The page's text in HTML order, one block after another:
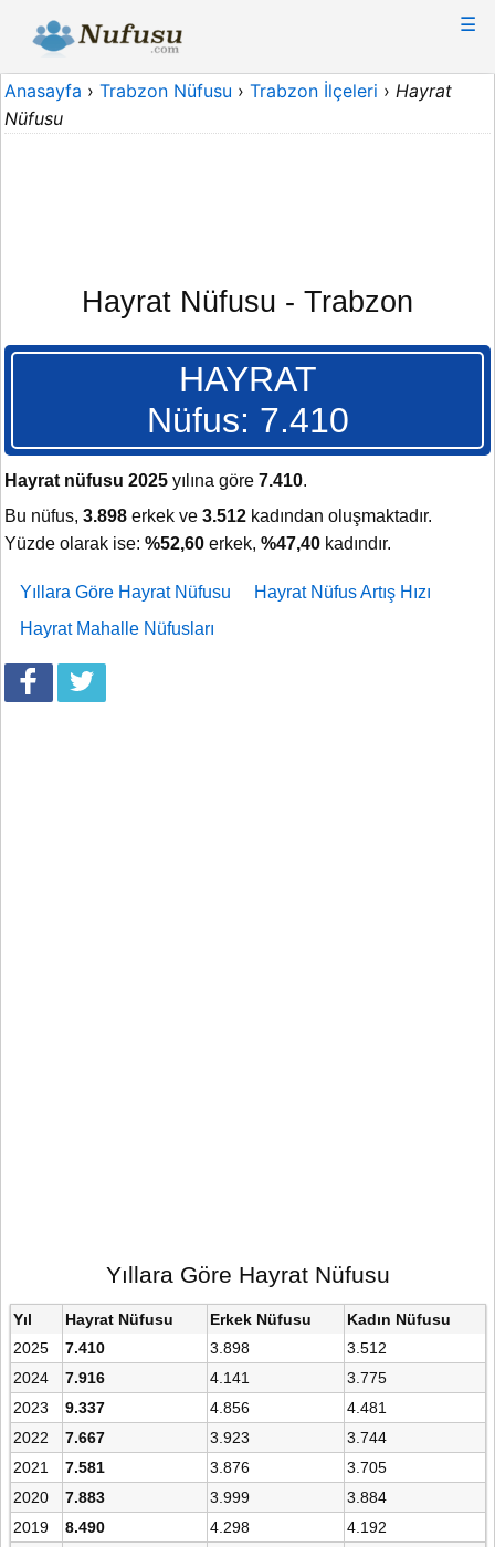
☰
Anasayfa › Trabzon Nüfusu › Trabzon İlçeleri › Hayrat
Nüfusu
Hayrat Nüfusu - Trabzon
HAYRAT
Nüfus: 7.410
Hayrat nüfusu 2025 yılına göre 7.410.
Bu nüfus, 3.898 erkek ve 3.512 kadından oluşmaktadır.
Yüzde olarak ise: %52,60 erkek, %47,40 kadındır.
Yıllara Göre Hayrat Nüfusu
Hayrat Nüfus Artış Hızı
Hayrat Mahalle Nüfusları
Yıllara Göre Hayrat Nüfusu
Yıl Hayrat Nüfusu Erkek Nüfusu
Kadın Nüfusu
2025
7.410 3.898
3.512
2024
7.916 4.141
3.775
2023
9.337 4.856
4.481
2022
7.667 3.923
3.744
2021
7.581 3.876
3.705
2020
7.883 3.999
3.884
2019
8.490 4.298
4.192